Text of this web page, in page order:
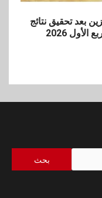
بعد تحقيق نتائج
2026